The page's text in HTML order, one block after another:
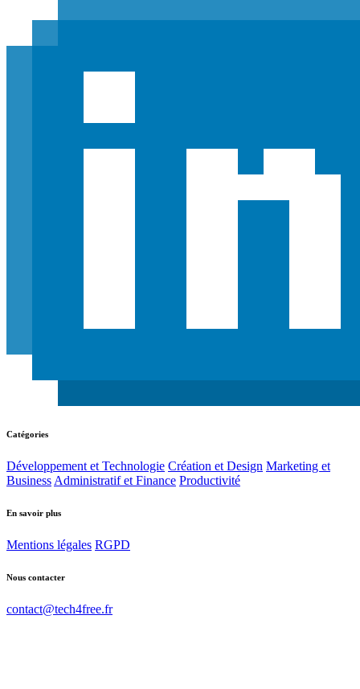
Catégories
Développement et Technologie Création et Design Marketing et
Business Administratif et Finance Productivité
En savoir plus
Mentions légales RGPD
Nous contacter
contact@tech4free.fr